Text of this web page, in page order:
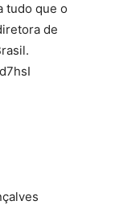
tudo que o
de